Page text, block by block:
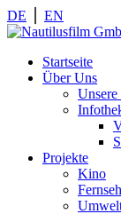
DE EN
Startseite
Über Uns
Unsere
Projekte
Kino